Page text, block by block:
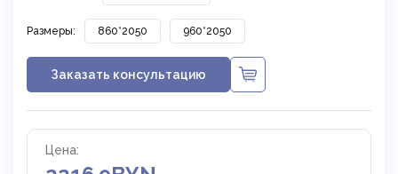
Размеры: 860*2050 960*2050
Заказать консультацию
Цена: